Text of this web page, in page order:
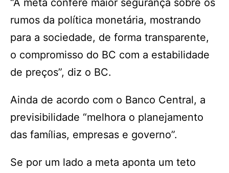
“A meta confere maior segurança sobre os
rumos da política monetária, mostrando
para a sociedade, de forma transparente,
o compromisso do BC com a estabilidade
de preços”, diz o BC.
Ainda de acordo com o Banco Central, a
previsibilidade “melhora o planejamento
das famílias, empresas e governo”.
Se por um lado a meta aponta um teto